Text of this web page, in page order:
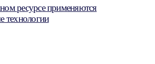
ресурсе применяются
технологии